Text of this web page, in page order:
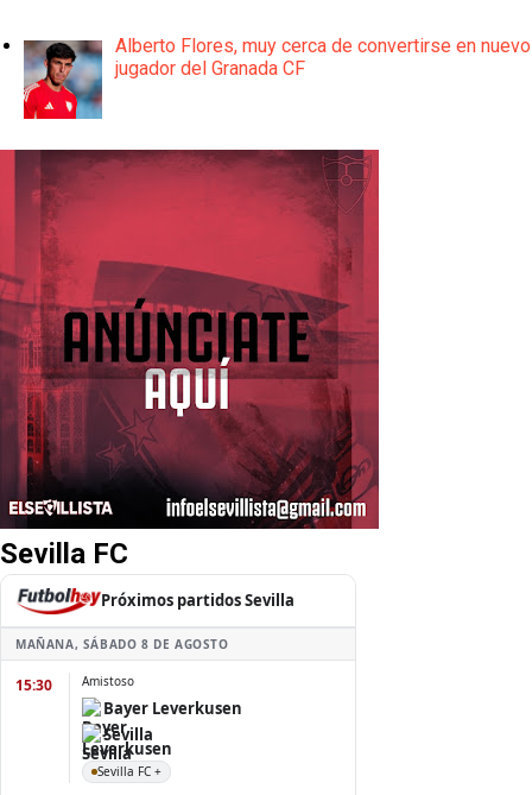
Alberto Flores, muy cerca de convertirse en nuevo
jugador del Granada CF
Sevilla FC